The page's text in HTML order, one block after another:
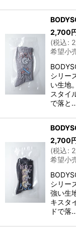
2,700
(税込:
希望小
シリー
い生地
スタイ
で落と
2,700
(税込:
希望小
シリー
強い生
キスタ
ドで落